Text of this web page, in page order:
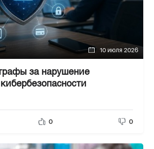
10 июля 2026
за нарушение
0 0